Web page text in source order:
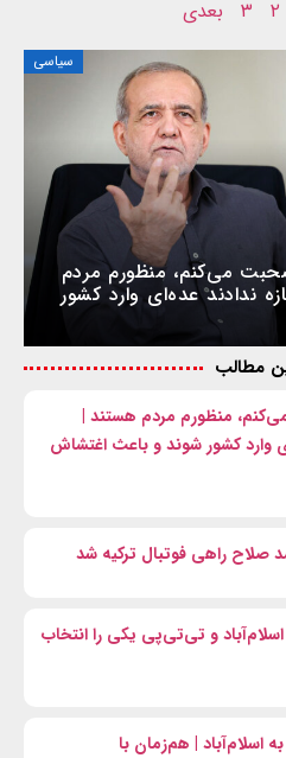
۲ ۳ بعدی
سیاسی
می‌کنم، منظورم مردم
ندادند عده‌ای وارد کشور
مطالب
منظورم مردم هستند |
وارد کشور شوند و باعث اغتشاش
صلاح راهی فوتبال ترکیه شد
و تی‌تی‌پی یکی را انتخاب
اسلام‌آباد | هم‌زمان با